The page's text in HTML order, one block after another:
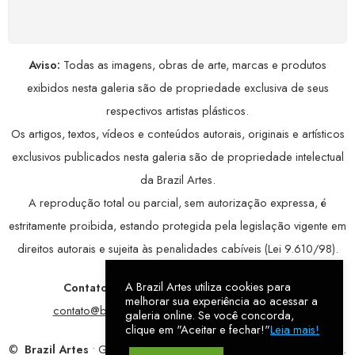
Aviso: Todas as imagens, obras de arte, marcas e produtos
exibidos nesta galeria são de propriedade exclusiva de seus
respectivos artistas plásticos.
Os artigos, textos, vídeos e conteúdos autorais, originais e artísticos
exclusivos publicados nesta galeria são de propriedade intelectual
da Brazil Artes.
A reprodução total ou parcial, sem autorização expressa, é
estritamente proibida, estando protegida pela legislação vigente em
direitos autorais e sujeita às penalidades cabíveis (Lei 9.610/98).
Contatos: WhatsApp:79 9998-1221/ E-mail:
contato@brazilartes.com/ Instagram:@brazilartes
© Brazil Artes • Galeria Online.9 anosde história (2017 – 2026).
A Brazil Artes utiliza cookies para
melhorar sua experiência ao acessar a
galeria online. Se você concorda,
clique em "Aceitar e fechar!"Leia mais!